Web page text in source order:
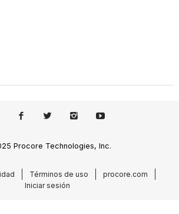
Procore Technologies, Inc.
Términos de uso
procore.com
Iniciar sesión